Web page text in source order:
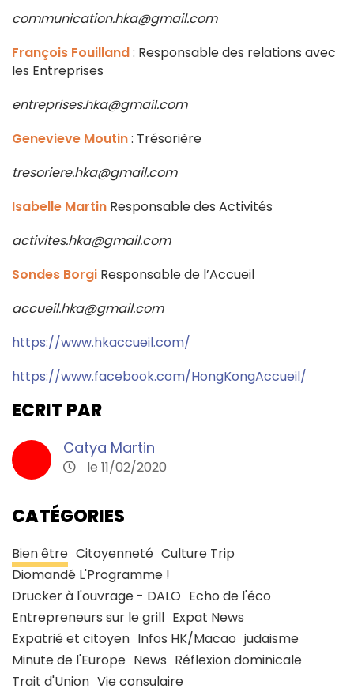
communication.hka@gmail.com
François Fouilland: Responsable des relations avec
les Entreprises
entreprises.hka@gmail.com
Genevieve Moutin: Trésorière
tresoriere.hka@gmail.com
Isabelle Martin Responsable des Activités
activites.hka@gmail.com
Sondes Borgi Responsable de l’Accueil
accueil.hka@gmail.com
https://www.hkaccueil.com/
https://www.facebook.com/HongKongAccueil/
ECRIT PAR
Catya Martin
le 11/02/2020
CATÉGORIES
Bien être Citoyenneté Culture Trip
Diomandé L'Programme !
Drucker à l'ouvrage - DALO Echo de l'éco
Entrepreneurs sur le grill Expat News
Expatrié et citoyen Infos HK/Macao judaisme
Minute de l'Europe News Réflexion dominicale
Trait d'Union Vie consulaire